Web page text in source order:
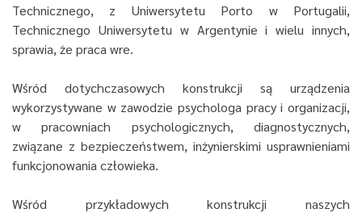
Technicznego, z Uniwersytetu Porto w Portugalii,
Technicznego Uniwersytetu w Argentynie i wielu innych,
sprawia, że praca wre.
Wśród dotychczasowych konstrukcji są urządzenia
wykorzystywane w zawodzie psychologa pracy i organizacji,
w pracowniach psychologicznych, diagnostycznych,
związane z bezpieczeństwem, inżynierskimi usprawnieniami
funkcjonowania człowieka.
Wśród przykładowych konstrukcji naszych